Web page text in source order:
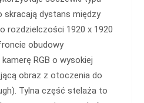
skracają dystans między
rozdzielczości 1920 x 1920
obudowy
RGB o wysokiej
obraz z otoczenia do
Tylna część stelaża to